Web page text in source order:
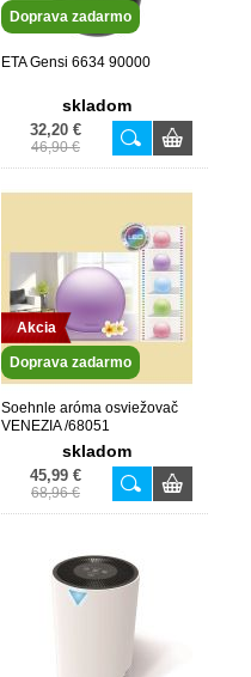
Doprava zadarmo
ETA Gensi 6634 90000
skladom
32,20 €
46,90 €
Akcia
Doprava zadarmo
Soehnle aróma osviežovač
VENEZIA /68051
skladom
45,99 €
68,96 €